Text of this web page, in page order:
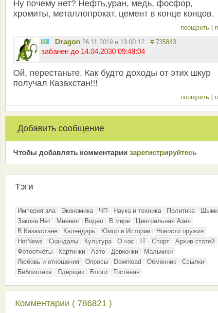
Ну почему нет? Нефть,уран, медь, фосфор,
хромиты, металлопрокат, цемент в конце концов.
поощрить |
Dragon 26.11.2019 в 13:00:12 # 735843
забанен до 14.04.2030 09:48:04
Ой, перестаньте. Как будто доходы от этих шкур
получал Казахстан!!!
поощрить |
Добавить сообщение
Чтобы добавлять комментарии зарeгиcтрирyйтeсь
Тэги
Империя зла Экономика ЧП Наука и техника Политика
Закона.Нет
Мнения Видео В мире
Центральная Азия
В Казахстане
Календарь Юмор и Истории
Новости оружия
HotNews
Скандалы Культура О нас IT Спорт
Архив статей
Фотоотчёты
Картинки Авто Девчонки
Мальчики
Любовь и отношения
Опросы Download Обменник
Ссылки
Библиотека
Ядерщик Блоги Гостевая
Комментарии ( 786821 )